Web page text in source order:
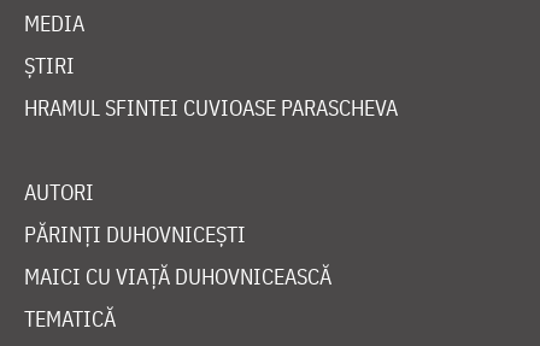
MEDIA
ȘTIRI
HRAMUL SFINTEI CUVIOASE PARASCHEVA
AUTORI
PĂRINȚI DUHOVNICEȘTI
MAICI CU VIAȚĂ DUHOVNICEASCĂ
TEMATICĂ